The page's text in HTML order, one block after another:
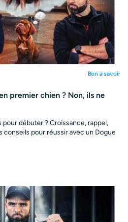
Bon à savoir
premier chien ? Non, ils ne
pour débuter ? Croissance, rappel,
conseils pour réussir avec un Dogue